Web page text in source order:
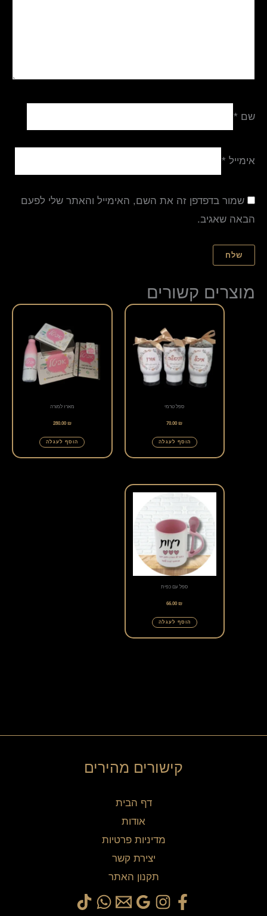
שם *
אימייל *
שמור בדפדפן זה את השם, האימייל והאתר שלי לפעם
הבאה שאגיב.
מוצרים קשורים
ספל טרמי
70.00₪
הוסף לעגלה
מארז למורה
280.00 ₪
הוסף לעגלה
ספל עם כפית
66.00₪
הוסף לעגלה
קישורים מהירים
דף הבית
אודות
מדיניות פרטיות
יצירת קשר
תקנון האתר